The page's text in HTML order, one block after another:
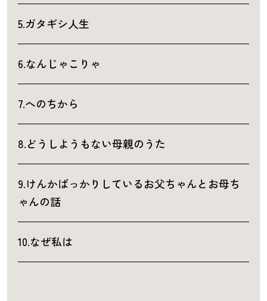
5.ガタギシ人生
6.なんじゃこりゃ
7.へのちから
8.どうしようもない母親のうた
9.けんかばっかりしているお父ちゃんとお母ち
ゃんの話
10.なぜ私は